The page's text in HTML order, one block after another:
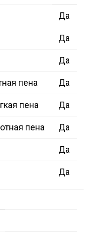
Да
Да
Да
пена Да
пена Да
пена Да
Да
Да